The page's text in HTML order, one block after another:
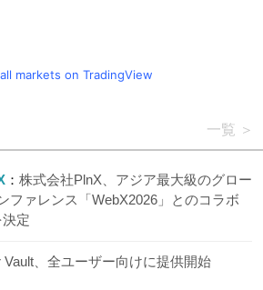
markets on TradingView
一覧
株式会社PlnX、アジア最大級のグロー
ファレンス「WebX2026」とのコラボ
定
Vault、全ユーザー向けに提供開始